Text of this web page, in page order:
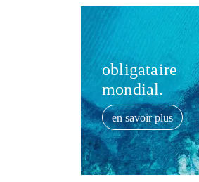
obligataire
mondial.
en savoir plus